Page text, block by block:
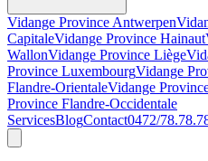
Vidange Province Antwerpen
CapitaleVidange Province Hainaut
WallonVidange Province Liège
Province LuxembourgVidange
Flandre-OrientaleVidange
Province Flandre-Occidentale
ServicesBlogContact0472/